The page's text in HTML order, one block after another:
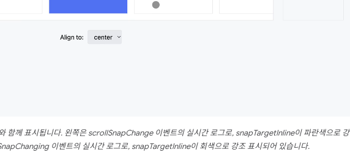
함께 표시됩니다. 왼쪽은 scrollSnapChange 이벤트의 실시간 로그로, snapTargetInline이 파란색으로 강
이벤트의 실시간 로그로, snapTargetInline이 회색으로 강조 표시되어 있습니다.